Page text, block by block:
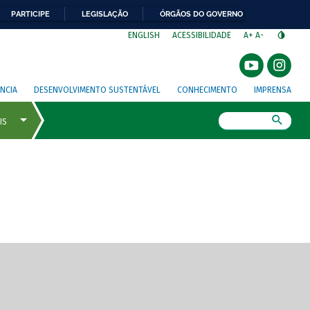
PARTICIPE LEGISLAÇÃO ÓRGÃOS DO GOVERNO
ENGLISH ACESSIBILIDADE A+ A-
DESENVOLVIMENTO SUSTENTÁVEL CONHECIMENTO IMPRENSA
de tela